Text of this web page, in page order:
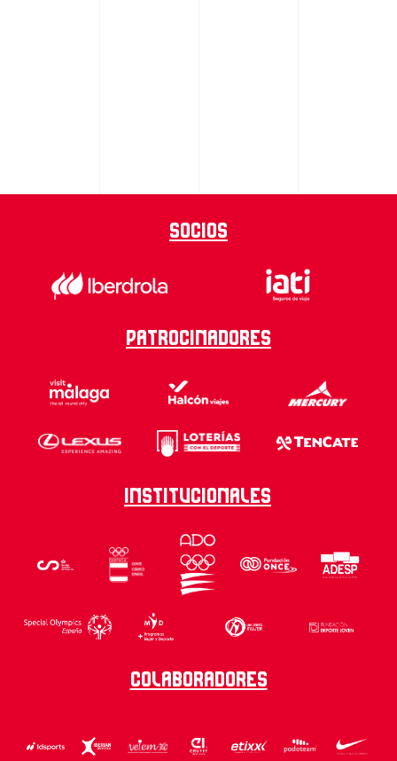
Socios
Patrocinadores
Institucionales
Colaboradores